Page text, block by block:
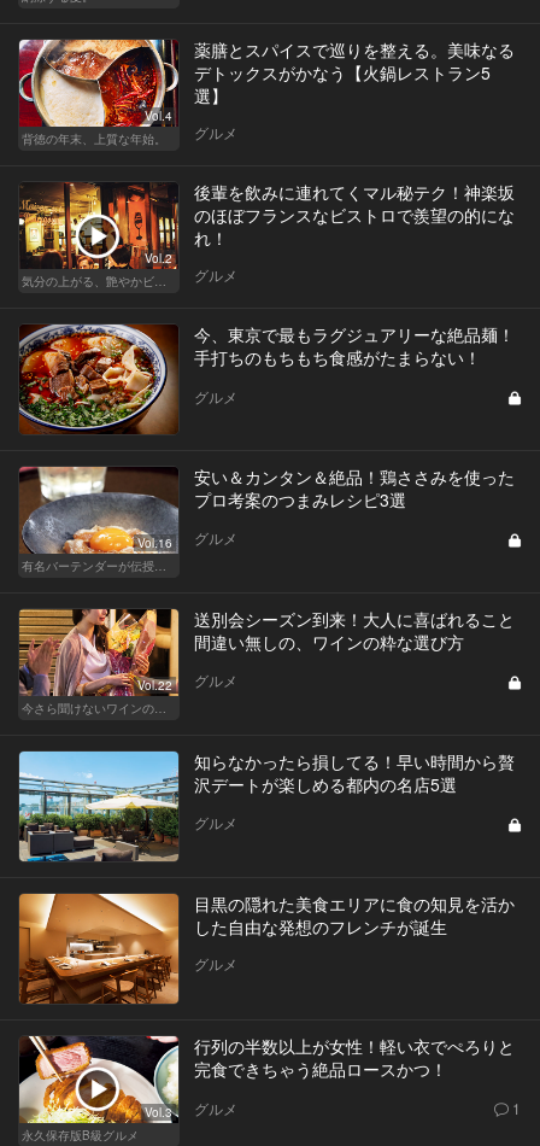
Vol.4
背徳の年末、上質な年始。
薬膳とスパイスで巡りを整える。美味なる
デトックスがかなう【火鍋レストラン5
選】
グルメ
Vol.2
気分の上がる、艶やかビストロ
後輩を飲みに連れてくマル秘テク！神楽坂
のほぼフランスなビストロで羨望の的にな
れ！
グルメ
今、東京で最もラグジュアリーな絶品麺！
手打ちのもちもち食感がたまらない！
グルメ
Vol.16
有名バーテンダーが伝授する簡単つまみレシピ
安い＆カンタン＆絶品！鶏ささみを使った
プロ考案のつまみレシピ3選
グルメ
Vol.22
今さら聞けないワインの基礎知識
送別会シーズン到来！大人に喜ばれること
間違い無しの、ワインの粋な選び方
グルメ
知らなかったら損してる！早い時間から贅
沢デートが楽しめる都内の名店5選
グルメ
目黒の隠れた美食エリアに食の知見を活か
した自由な発想のフレンチが誕生
グルメ
Vol.3
永久保存版B級グルメ
行列の半数以上が女性！軽い衣でぺろりと
完食できちゃう絶品ロースかつ！
グルメ 1